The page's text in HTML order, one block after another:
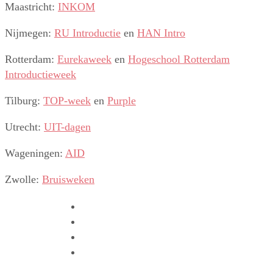
Maastricht: INKOM
Nijmegen: RU Introductie en HAN Intro
Rotterdam: Eurekaweek en Hogeschool Rotterdam
Introductieweek
Tilburg: TOP-week en Purple
Utrecht: UIT-dagen
Wageningen: AID
Zwolle: Bruisweken